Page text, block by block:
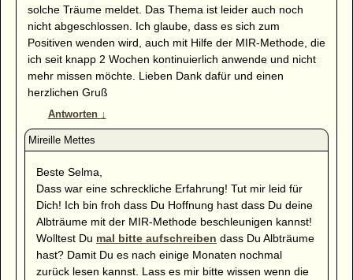
solche Träume meldet. Das Thema ist leider auch noch
nicht abgeschlossen. Ich glaube, dass es sich zum
Positiven wenden wird, auch mit Hilfe der MIR-Methode, die
ich seit knapp 2 Wochen kontinuierlich anwende und nicht
mehr missen möchte. Lieben Dank dafür und einen
herzlichen Gruß
Antworten ↓
Beste Selma,
Dass war eine schreckliche Erfahrung! Tut mir leid für
Dich! Ich bin froh dass Du Hoffnung hast dass Du deine
Albträume mit der MIR-Methode beschleunigen kannst!
Wolltest Du mal bitte aufschreiben dass Du Albträume
hast? Damit Du es nach einige Monaten nochmal
zurück lesen kannst. Lass es mir bitte wissen wenn die